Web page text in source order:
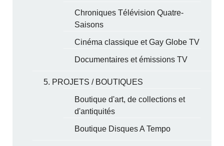
Chroniques Télévision Quatre-
Saisons
Cinéma classique et Gay Globe TV
Documentaires et émissions TV
5. PROJETS / BOUTIQUES
Boutique d'art, de collections et
d'antiquités
Boutique Disques A Tempo